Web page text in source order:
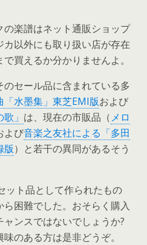
楽譜はネット通販ショップ
以外にも取り扱い店が存在
買えるか分かりませんよ。
セール品に含まれている多
「水墨集」東芝EMI版および
」 は、現在の市販品（メロ
よび音楽之友社による「多田
版）と若干の異同があるそう
ット品として作られたもの
困難でした。おそらく購入
ンスではないでしょうか?
のある方は是非どうぞ。